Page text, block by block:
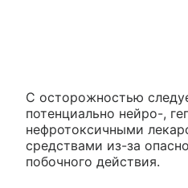
С осторожностью
потенциально нейро-,
нефротоксичными
средствами из-за
побочного действия.